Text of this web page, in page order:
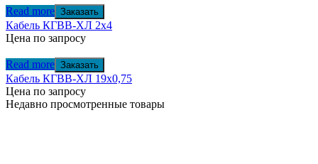
Read more Заказать
Кабель КГВВ-ХЛ 2х4
Цена по запросу
Read more Заказать
Кабель КГВВ-ХЛ 19х0,75
Цена по запросу
Недавно просмотренные товары